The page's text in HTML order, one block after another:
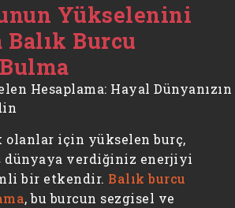
Yükselenini
Balık Burcu
Hesaplama: Hayal Dünyanızın
olanlar için yükselen burç,
verdiğiniz enerjiyi
bir etkendir. Balık burcu
, bu burcun sezgisel ve